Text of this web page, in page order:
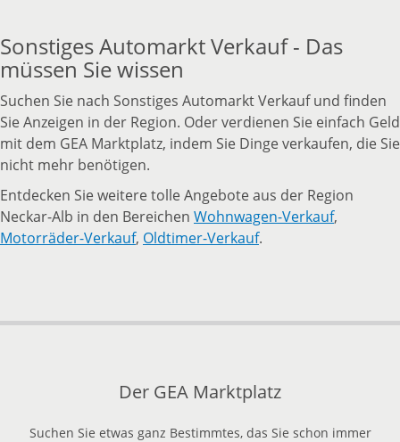
Sonstiges Automarkt Verkauf - Das
müssen Sie wissen
Suchen Sie nach Sonstiges Automarkt Verkauf und finden
Sie Anzeigen in der Region. Oder verdienen Sie einfach Geld
mit dem GEA Marktplatz, indem Sie Dinge verkaufen, die Sie
nicht mehr benötigen.
Entdecken Sie weitere tolle Angebote aus der Region
Neckar-Alb in den Bereichen Wohnwagen-Verkauf,
Motorräder-Verkauf, Oldtimer-Verkauf.
Der GEA Marktplatz
Suchen Sie etwas ganz Bestimmtes, das Sie schon immer